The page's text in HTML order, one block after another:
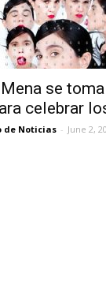
se
celebrar
de Noticias - June 2,